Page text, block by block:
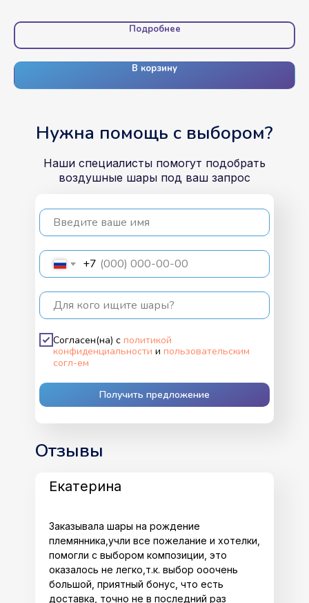
Подробнее
В корзину
Наши специалисты помогут подобрать
воздушные шары под ваш запрос
Введите ваше имя
+7
Для кого ищите шары?
Согласен(на) с политикой
конфиденциальности и пользовательским
согл-ем
Получить предложение
Нужна помощь с выбором?
Отзывы
Заказывала шары на рождение
племянника,учли все пожелание и хотелки,
помогли с выбором композиции, это
оказалось не легко,т.к. выбор ооочень
большой, приятный бонус, что есть
доставка, точно не в последний раз
Екатерина